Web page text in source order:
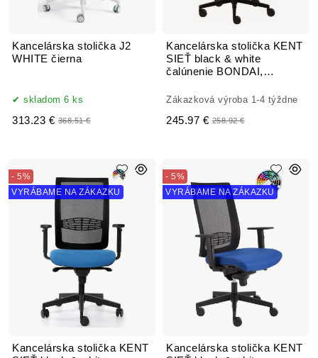
Kancelárska stolička J2
WHITE čierna
skladom 6 ks
313.23 € 368.51 €
Kancelárska stolička KENT
SIEŤ black & white
čalúnenie BONDAI,
Zákazková výroba 1-4 týždne
245.97 € 258.92 €
Kancelárska stolička KENT
- 5%
VYRÁBAME NA ZÁKAZKU
Kancelárska stolička KENT
- 5%
VYRÁBAME NA ZÁKAZKU